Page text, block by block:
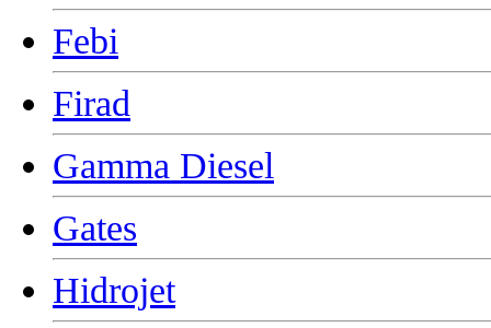
Febi
Firad
Gamma Diesel
Gates
Hidrojet